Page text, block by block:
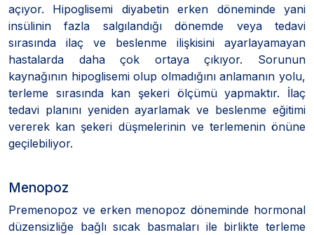
açıyor. Hipoglisemi diyabetin erken döneminde yani
insülinin fazla salgılandığı dönemde veya tedavi
sırasında ilaç ve beslenme ilişkisini ayarlayamayan
hastalarda daha çok ortaya çıkıyor. Sorunun
kaynağının hipoglisemi olup olmadığını anlamanın yolu,
terleme sırasında kan şekeri ölçümü yapmaktır. İlaç
tedavi planını yeniden ayarlamak ve beslenme eğitimi
vererek kan şekeri düşmelerinin ve terlemenin önüne
geçilebiliyor.
Menopoz
Premenopoz ve erken menopoz döneminde hormonal
düzensizliğe bağlı sıcak basmaları ile birlikte terleme